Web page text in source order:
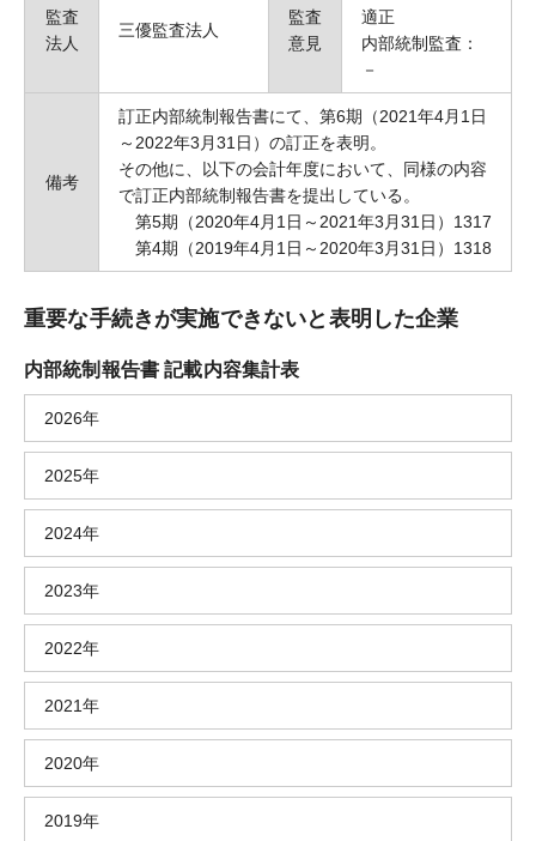
内部統制報告書 記載内容集計表
2026年
2025年
2024年
2023年
2022年
2021年
2020年
2019年
監査
法人
三優監査法人
監査
意見
適正
内部統制監査：
－
備考
訂正内部統制報告書にて、第6期（2021年4月1日
～2022年3月31日）の訂正を表明。
その他に、以下の会計年度において、同様の内容
で訂正内部統制報告書を提出している。
第5期（2020年4月1日～2021年3月31日）1317
第4期（2019年4月1日～2020年3月31日）1318
重要な手続きが実施できないと表明した企業